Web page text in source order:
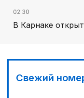
02:30
В Карнаке
программе
00:45
Свежий